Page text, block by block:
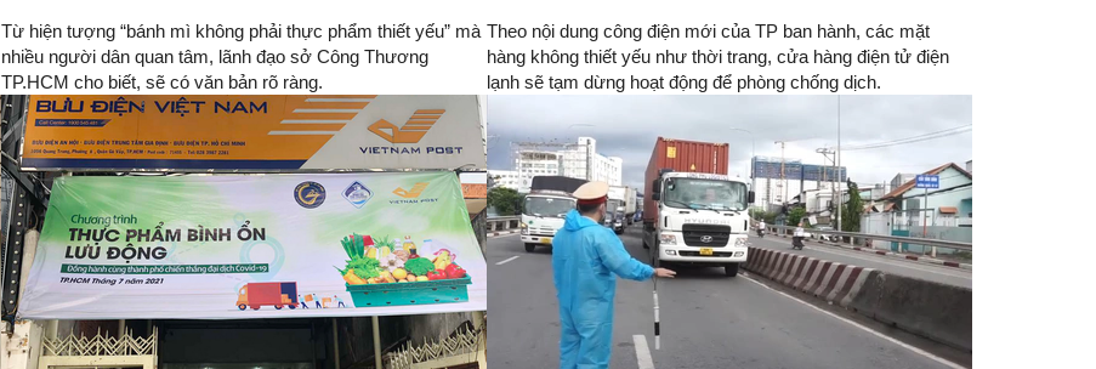
Từ hiện tượng “bánh mì không phải thực phẩm thiết yếu” mà
nhiều người dân quan tâm, lãnh đạo sở Công Thương
TP.HCM cho biết, sẽ có văn bản rõ ràng.
Theo nội dung công điện mới của TP ban hành, các mặt
hàng không thiết yếu như thời trang, cửa hàng điện tử điện
lạnh sẽ tạm dừng hoạt động để phòng chống dịch.